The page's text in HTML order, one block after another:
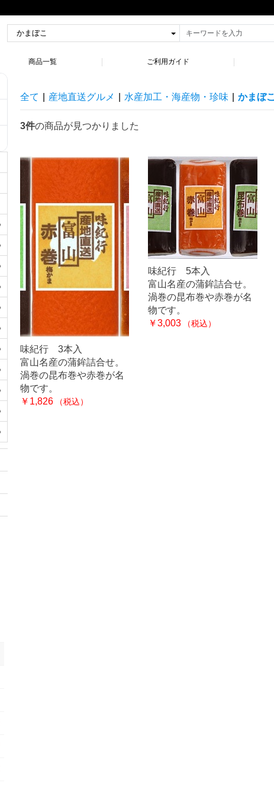
商品一覧 ご利用ガイド
全て 産地直送グルメ 水産加工・海産物・珍味 かまぼこ
3件の商品が見つかりました
味紀行 3本入
富山名産の蒲鉾詰合せ。
渦巻の昆布巻や赤巻が名
物です。
￥1,826
（税込）
味紀行 5本入
富山名産の蒲鉾詰合せ。
渦巻の昆布巻や赤巻が名
物です。
￥3,003
（税込）